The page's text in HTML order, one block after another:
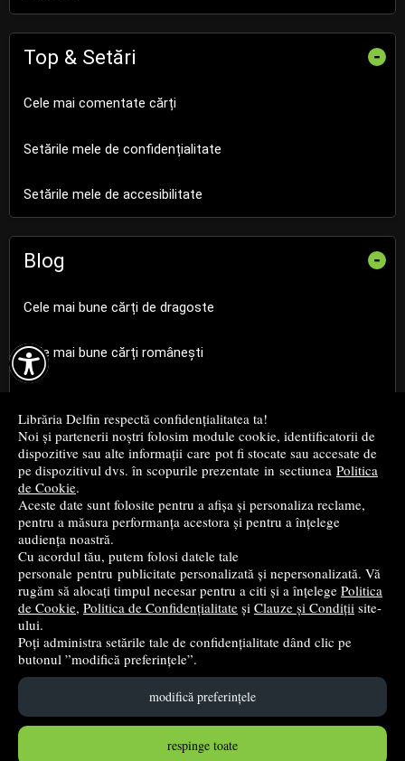

Librăria Delfin respectă confidențialitatea ta!
Noi și partenerii noștri folosim module cookie, identificatorii de
dispozitive sau alte informații care pot fi stocate sau accesate de
pe dispozitivul dvs. în scopurile prezentate in sectiunea Politica
de Cookie.
Aceste date sunt folosite pentru a afișa și personaliza reclame,
pentru a măsura performanța acestora și pentru a înțelege
audiența noastră.
Cu acordul tău, putem folosi datele tale
personale pentru publicitate personalizată și nepersonalizată. Vă
rugăm să alocați timpul necesar pentru a citi și a înțelege Politica
de Cookie, Politica de Confidențialitate și Clauze și Condiții site-
ului.
Poți administra setările tale de confidențialitate dând clic pe
butonul ”modifică preferințele”.
modifică preferințele
respinge toate
Top & Setări -
Cele mai comentate cărți
Setările mele de confidențialitate
Setările mele de accesibilitate
Blog -
Cele mai bune cărți de dragoste
Cele mai bune cărți românești
Cele mai bune cărți de istorie
Top cărți beletristică
...toate știrile
© 2004 - 2026 Grup DZC SRL
Magazin virtualcreat de Vital Soft
Created in 0.1305 sec